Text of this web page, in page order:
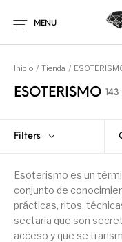
MENU
Novedades En
ESOTERISMO
Inicio / Tienda /
ESOTERISMO
Filters
Esoterismo es un
conjunto de
prácticas, ritos,
sectaria que son
acceso y que se